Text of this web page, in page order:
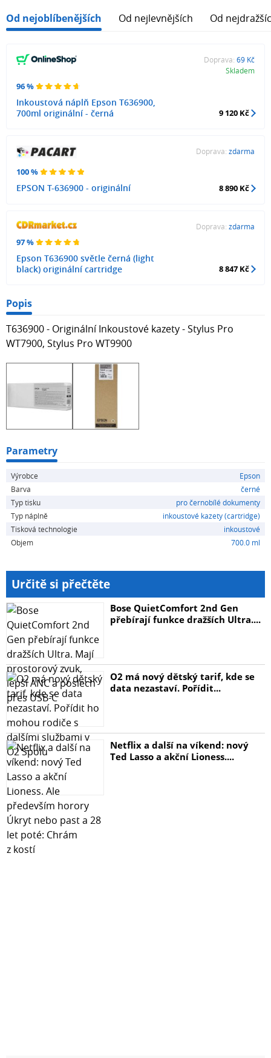
Od nejoblíbenějších Od nejlevnějších Od
96 %
Inkoustová náplň Epson T636900,
700ml originální - černá
Doprava: 69 Kč
Skladem
9 120 Kč
100 %
EPSON T-636900 - originální
Doprava: zdarma
8 890 Kč
97 %
Epson T636900 světle černá (light
black) originální cartridge
Doprava: zdarma
8 847 Kč
Popis
T636900 - Originální Inkoustové kazety - Stylus Pro
WT7900, Stylus Pro WT9900
Parametry
Výrobce
Epson
Barva
černé
Typ tisku
pro černobílé dokumenty
Typ náplně
inkoustové kazety (cartridge)
Tisková technologie
inkoustové
Objem
700.0 ml
Určitě si přečtěte
Bose QuietComfort 2nd Gen
přebírají funkce dražších Ultra....
O2 má nový dětský tarif, kde se
data nezastaví. Pořídit...
Netflix a další na víkend: nový
Ted Lasso a akční Lioness....